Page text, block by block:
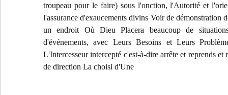
troupeau pour le faire) sous l'onction, l'Autorité et
l'assurance d'exaucements divins Voir de démonstration
un endroit Où Dieu Placera beaucoup de
d'événements, avec Leurs Besoins et Leurs
L'Intercesseur intercepté c'est-à-dire arrête et reprends et
de direction La choisi d'Une